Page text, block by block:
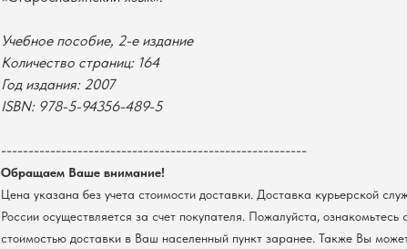
Учебное пособие, 2-е издание
Количество страниц: 164
Год издания: 2007
ISBN: 978-5-94356-489-5
--------------------------------------------------------
Обращаем Ваше внимание!
Цена указана без учета стоимости доставки. Доставка курьерской
России осуществляется за счет покупателя. Пожалуйста, ознакомьтесь
стоимостью доставки в Ваш населенный пункт заранее. Также Вы